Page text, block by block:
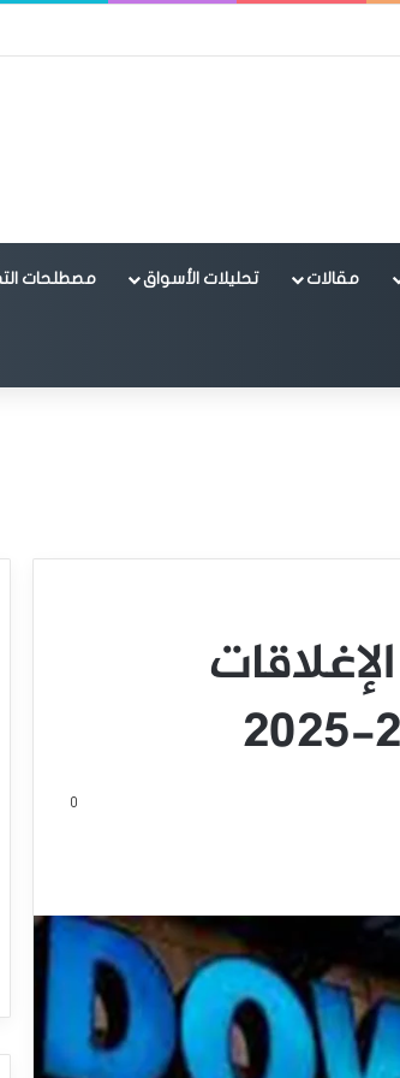
مقالات تحليلات الأسواق مصطلحات
0